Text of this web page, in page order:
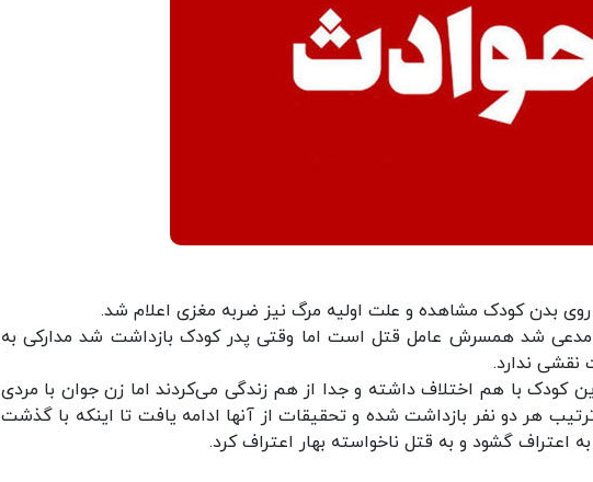
بدن کودک مشاهده و علت اولیه مرگ نیز ضربه مغزی اعلام شد.
مدعی شد همسرش عامل قتل است اما وقتی پدر کودک بازداشت شد مدارکی به‌
ندارد.
کودک با هم اختلاف داشته و جدا از هم زندگی می‌کردند اما زن جوان با مردی
ترتیب هر دو نفر بازداشت شده و تحقیقات از آنها ادامه یافت تا اینکه با گذشت
اعتراف گشود و به قتل ناخواسته بهار اعتراف کرد.